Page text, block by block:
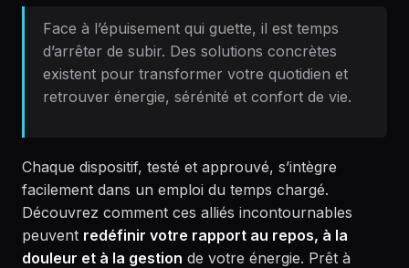
Face à l’épuisement qui guette, il est temps
d’arrêter de subir. Des solutions concrètes
existent pour transformer votre quotidien et
retrouver énergie, sérénité et confort de vie.
Chaque dispositif, testé et approuvé, s’intègre
facilement dans un emploi du temps chargé.
Découvrez comment ces alliés incontournables
peuvent redéfinir votre rapport au repos, à la
douleur et à la gestion de votre énergie. Prêt à